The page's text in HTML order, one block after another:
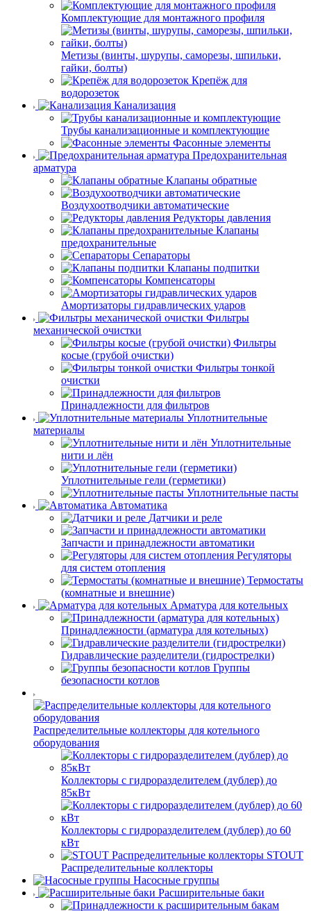
Комплектующие для монтажного профиля
Метизы (винты, шурупы, саморезы, шпильки,
гайки, болты)
Крепёж для
водорозеток
Канализация
Трубы канализационные и комплектующие
Фасонные элементы
Предохранительная
арматура
Клапаны обратные
Воздухоотводчики автоматические
Редукторы давления
Клапаны
предохранительные
Сепараторы
Клапаны подпитки
Компенсаторы
Амортизаторы гидравлических ударов
Фильтры
механической очистки
Фильтры
косые (грубой очистки)
Фильтры тонкой
очистки
Принадлежности для фильтров
Уплотнительные
материалы
Уплотнительные
нити и лён
Уплотнительные гели (герметики)
Уплотнительные пасты
Автоматика
Датчики и реле
Запчасти и принадлежности автоматики
Регуляторы
для систем отопления
Термостаты
(комнатные и внешние)
Арматура для котельных
Принадлежности (арматура для котельных)
Гидравлические разделители (гидрострелки)
Группы
безопасности котлов
Распределительные коллекторы для котельного
оборудования
Коллекторы с гидроразделителем (дублер) до
85кВт
Коллекторы с гидроразделителем (дублер) до 60
кВт
STOUT
Распределительные коллекторы
Насосные группы
Расширительные баки